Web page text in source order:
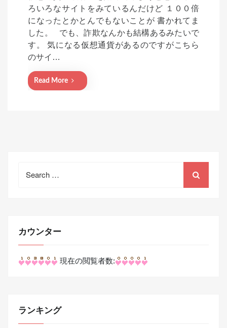
t
e
d
o
ろいろなサイトをみているんだけど １００倍
になったとかとんでもないことが 書かれてま
した。 でも、詐欺なんかも結構あるみたいで
す。 気になる仮想通貨があるのですがこちら
のサイ…
Read More
for:
カウンター
現在の閲覧者数:
ランキング